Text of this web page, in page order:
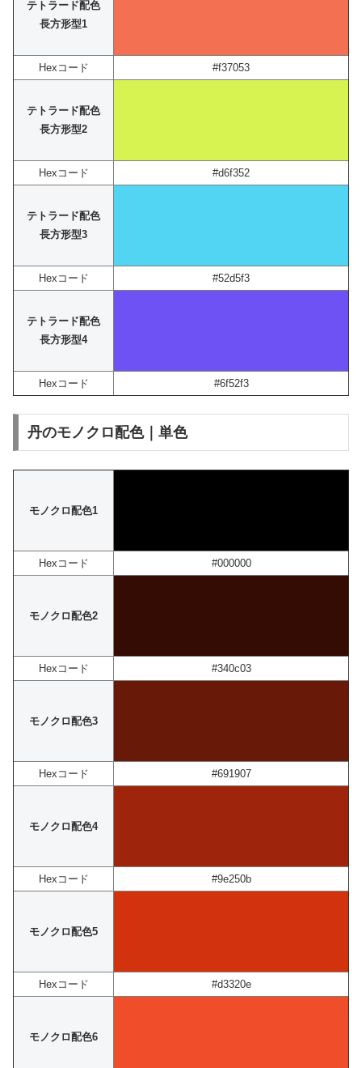
テトラード配色
長方形型1
Hexコード #f37053
テトラード配色
長方形型2
Hexコード #d6f352
テトラード配色
長方形型3
Hexコード #52d5f3
テトラード配色
長方形型4
Hexコード #6f52f3
丹のモノクロ配色｜単色
モノクロ配色1
Hexコード #000000
モノクロ配色2
Hexコード #340c03
モノクロ配色3
Hexコード #691907
モノクロ配色4
Hexコード #9e250b
モノクロ配色5
Hexコード #d3320e
モノクロ配色6